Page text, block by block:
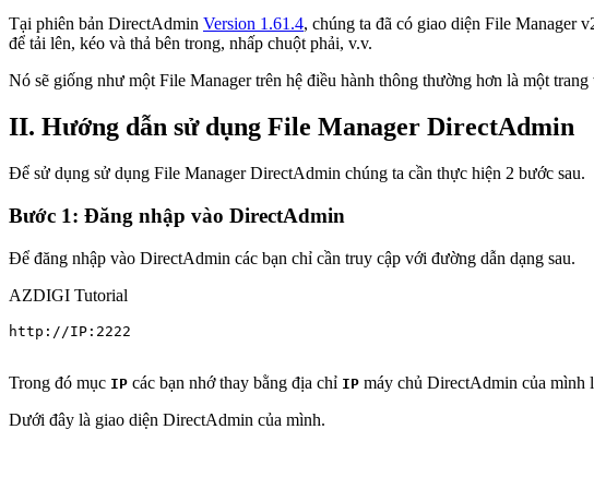
Tại phiên bản DirectAdmin Version 1.61.4, chúng ta đã có giao diện File Manager
để tải lên, kéo và thả bên trong, nhấp chuột phải, v.v.
Nó sẽ giống như một File Manager trên hệ điều hành thông thường hơn là một
II. Hướng dẫn sử dụng File Manager DirectAdmin
Để sử dụng sử dụng File Manager DirectAdmin chúng ta cần thực hiện 2 bước sau.
Bước 1: Đăng nhập vào DirectAdmin
Để đăng nhập vào DirectAdmin các bạn chỉ cần truy cập với đường dẫn dạng sau.
AZDIGI Tutorial
http://IP:2222
Trong đó mục IP các bạn nhớ thay bằng địa chỉ IP máy chủ DirectAdmin của mình
Dưới đây là giao diện DirectAdmin của mình.